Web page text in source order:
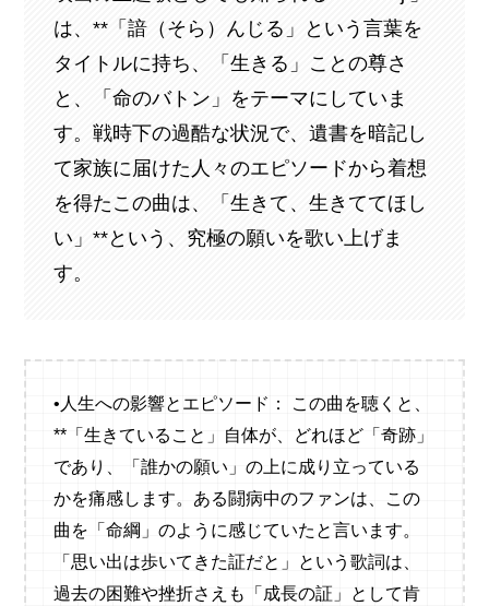
は、**「諳（そら）んじる」という言葉を
タイトルに持ち、「生きる」ことの尊さ
と、「命のバトン」をテーマにしていま
す。戦時下の過酷な状況で、遺書を暗記し
て家族に届けた人々のエピソードから着想
を得たこの曲は、「生きて、生きててほし
い」**という、究極の願いを歌い上げま
す。
•人生への影響とエピソード： この曲を聴くと、
**「生きていること」自体が、どれほど「奇跡」
であり、「誰かの願い」の上に成り立っている
かを痛感します。ある闘病中のファンは、この
曲を「命綱」のように感じていたと言います。
「思い出は歩いてきた証だと」という歌詞は、
過去の困難や挫折さえも「成長の証」として肯